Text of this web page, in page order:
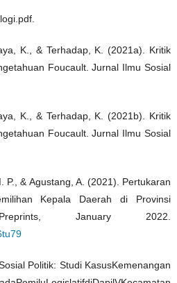
K., & Terhadap, K. (2021a). Kritik
Foucault. Jurnal Ilmu Sosial
K., & Terhadap, K. (2021b). Kritik
Foucault. Jurnal Ilmu Sosial
P., & Agustang, A. (2021). Pertukaran
Kepala Daerah di Provinsi
January 2022.
Politik: Studi KasusKemenangan